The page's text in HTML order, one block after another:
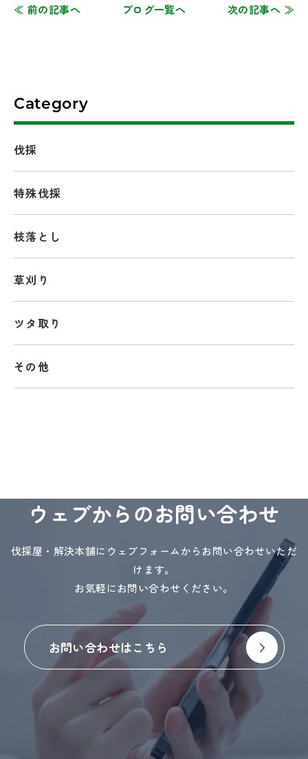
≪ 前の記事へ ブログ一覧へ 次の記事へ ≫
Category
伐採
特殊伐採
枝落とし
草刈り
ツタ取り
その他
ウェブからのお問い合わせ
伐採屋・解決本舗にウェブフォームからお問い合わせいただ
けます。
お気軽にお問い合わせください。
お問い合わせはこちら